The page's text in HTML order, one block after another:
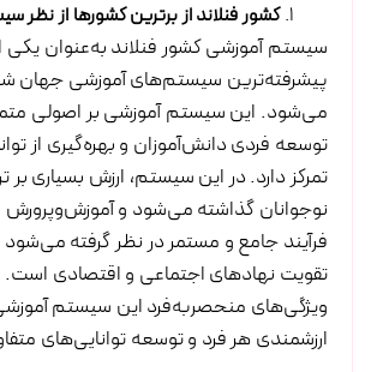
کشور فنلاند از برترین کشورها از نظر
سیستم آموزشی کشور فنلاند به‌عنوان یکی
پیشرفته‌ترین سیستم‌های آموزشی جهان
می‌شود. این سیستم آموزشی بر اصولی
توسعه فردی دانش‌آموزان و بهره‌گیری از
تمرکز دارد. در این سیستم، ارزش بسیاری بر
نوجوانان گذاشته می‌شود و
فرآیند جامع و مستمر در نظر گرفته
تقویت نهادهای اجتماعی و اقتصادی است.
ویژگی‌های منحصربه‌فرد این سیستم
ارزشمندی هر فرد و توسعه توانایی‌های